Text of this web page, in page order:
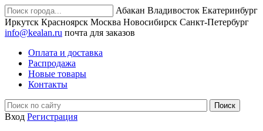
Абакан Владивосток Екатеринбург
Иркутск Красноярск Москва Новосибирск Санкт-Петербург
info@kealan.ru почта для заказов
Оплата и доставка
Распродажа
Новые товары
Контакты
Вход Регистрация